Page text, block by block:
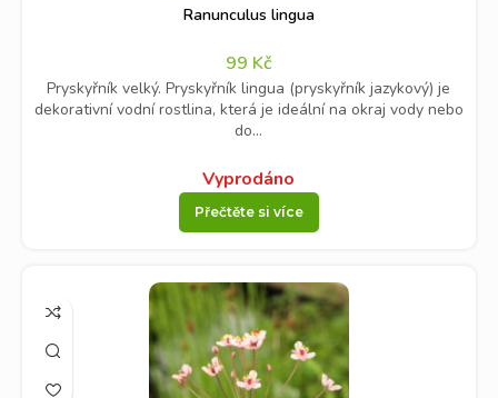
Ranunculus lingua
99 Kč
Pryskyřník velký. Pryskyřník lingua (pryskyřník jazykový) je
dekorativní vodní rostlina, která je ideální na okraj vody nebo
do...
Vyprodáno
Přečtěte si více